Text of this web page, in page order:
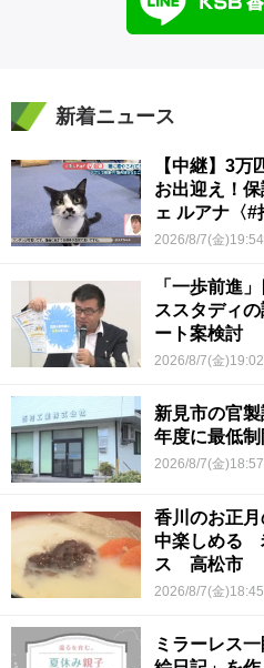
新着ニュース
【中継】3万
お出迎え！
ェ ルアナ〈#
2026/8/7(金)19:54
「一歩前進
ススタディ
ート案検討
2026/8/7(金)19:02
新見市の官
年度に最低
2026/8/7(金)18:57
香川のお正
中楽しめる
ス 高松市
2026/8/7(金)18:45
ミラーレス